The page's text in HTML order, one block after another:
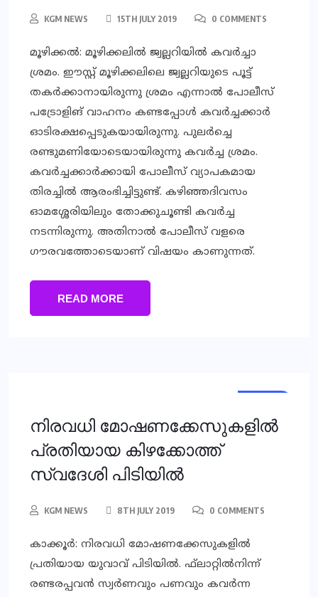
KGM NEWS 15TH JULY 2019 0 COMMENTS
മൂഴിക്കല്‍: മൂഴിക്കലില്‍ ജ്വല്ലറിയില്‍ കവര്‍ച്ചാ
ശ്രമം. ഈസ്റ്റ് മൂഴിക്കലിലെ ജ്വല്ലറിയുടെ പൂട്ട്
തകര്‍ക്കാനായിരുന്നു ശ്രമം എന്നാല്‍ പോലീസ്
പട്രോളിങ് വാഹനം കണ്ടപ്പോള്‍ കവര്‍ച്ചക്കാര്‍
ഓടിരക്ഷപ്പെടുകയായിരുന്നു. പുലര്‍ച്ചെ
രണ്ടുമണിയോടെയായിരുന്നു കവര്‍ച്ച ശ്രമം.
കവര്‍ച്ചക്കാര്‍ക്കായി പോലീസ് വ്യാപകമായ
തിരച്ചില്‍ ആരംഭിച്ചിട്ടുണ്ട്. കഴിഞ്ഞദിവസം
ഓമശ്ശേരിയിലും തോക്കുചൂണ്ടി കവര്‍ച്ച
നടന്നിരുന്നു. അതിനാല്‍ പോലീസ് വളരെ
ഗൗരവത്തോടെയാണ് വിഷയം കാണുന്നത്.
READ MORE
നിരവധി മോഷണക്കേസുകളില്‍
പ്രതിയായ കിഴക്കോത്ത്
സ്വദേശി പിടിയില്‍
KGM NEWS 8TH JULY 2019 0 COMMENTS
കാക്കൂര്‍: നിരവധി മോഷണക്കേസുകളില്‍
പ്രതിയായ യുവാവ് പിടിയില്‍. ഫ്‌ലാറ്റില്‍നിന്ന്
രണ്ടരപ്പവന്‍ സ്വര്‍ണവും പണവും കവര്‍ന്ന